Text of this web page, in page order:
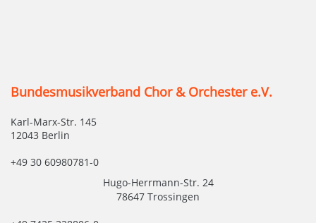
Bundesmusikverband Chor & Orchester e.V.
Karl-Marx-Str. 145
12043 Berlin
+49 30 60980781-0
Hugo-Herrmann-Str. 24
78647 Trossingen